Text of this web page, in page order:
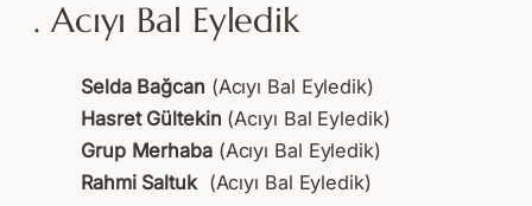
. Acıyı Bal Eyledik
Selda Bağcan (Acıyı Bal Eyledik)
Hasret Gültekin (Acıyı Bal Eyledik)
Grup Merhaba(Acıyı Bal Eyledik)
Rahmi Saltuk(Acıyı Bal Eyledik)